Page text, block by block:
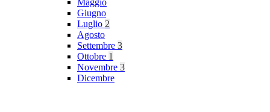
Maggio
Giugno
Luglio 2
Agosto
Settembre 3
Ottobre 1
Novembre 3
Dicembre